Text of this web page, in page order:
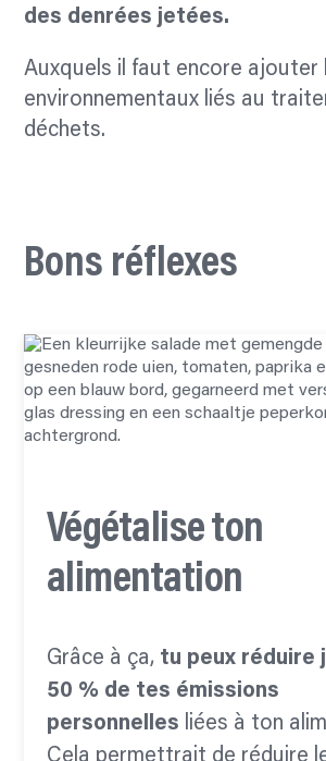
des denrées jetées.
Auxquels il faut encore ajouter
environnementaux liés au
déchets.
Bons réflexes
Végétalise ton
alimentation
Grâce à ça, tu peux réduire
50 % de tes émissions
personnelles liées à ton
Cela permettrait de réduire